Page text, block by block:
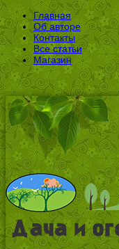
Главная
Об авторе
Контакты
Все статьи
Магазин